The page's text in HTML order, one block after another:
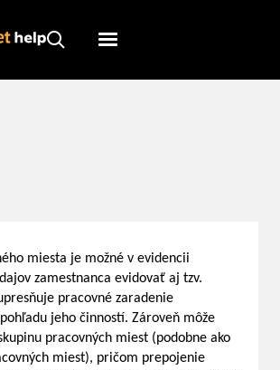
Humanet
miesta je možné v evidencii
zamestnanca evidovať aj tzv.
pracovné zaradenie
jeho činností. Zároveň môže
pracovných miest (podobne ako
miest), pričom prepojenie